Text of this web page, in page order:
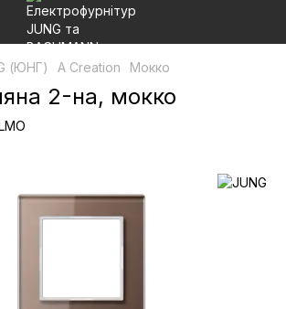
(ЮНГ) A Creation Мокко
2-на, мокко